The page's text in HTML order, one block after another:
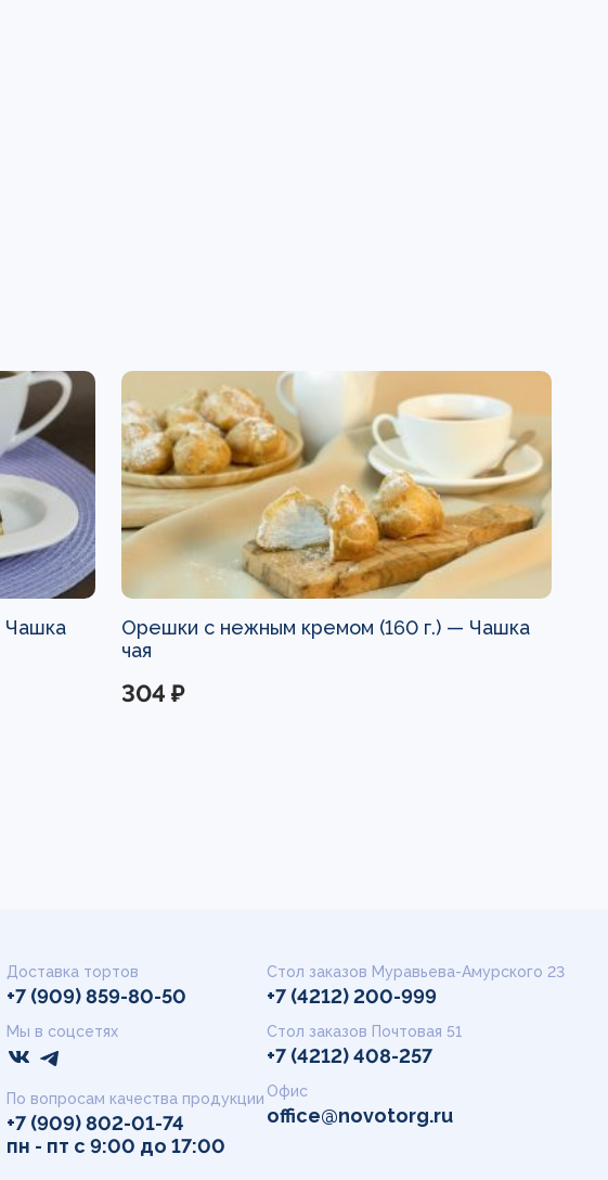
Чашка
Орешки с нежным кремом (160 г.) — Чашка
чая
304 ₽
Доставка тортов
+7 (909) 859-80-50
Мы в соцсетях
По вопросам качества продукции
+7 (909) 802-01-74
пн - пт с 9:00 до 17:00
Стол заказов Муравьева-Амурского 23
+7 (4212) 200-999
Стол заказов Почтовая 51
+7 (4212) 408-257
Офис
office@novotorg.ru